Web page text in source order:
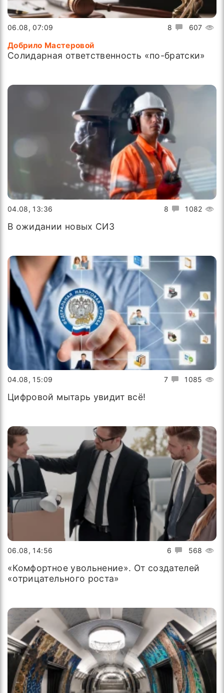
8 607
06.08, 07:09
Добрило Мастеровой
Солидарная ответственность «по-братски»
8 1082
04.08, 13:36
В ожидании новых СИЗ
7 1085
04.08, 15:09
Цифровой мытарь увидит всё!
6 568
06.08, 14:56
«Комфортное увольнение». От создателей
«отрицательного роста»